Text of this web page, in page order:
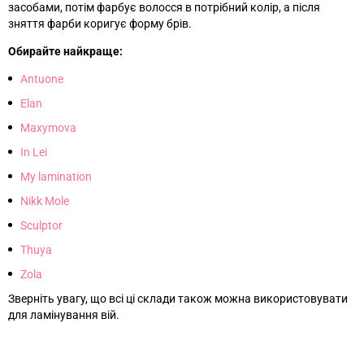
засобами, потім фарбує волосся в потрібний колір, а після
зняття фарби коригує форму брів.
Обирайте найкраще:
Antuone
Elan
Maxymova
In Lei
My lamination
Nikk Mole
Sculptor
Thuya
Zola
Зверніть увагу, що всі ці склади також можна використовувати
для ламінування вій.